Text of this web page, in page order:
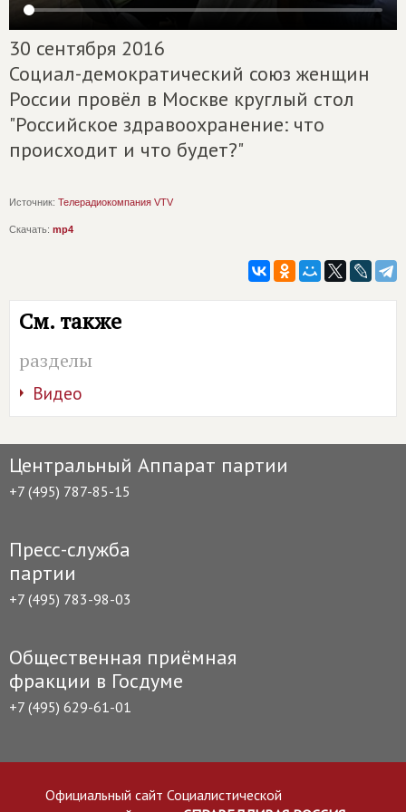
30 сентября 2016
Социал-демократический союз женщин
России провёл в Москве круглый стол
"Российское здравоохранение: что
происходит и что будет?"
Источник: Телерадиокомпания VTV
Скачать: mp4
См. также
разделы
Видео
Центральный Аппарат партии
+7 (495) 787-85-15
Пресс-служба
партии
+7 (495) 783-98-03
Общественная приёмная
фракции в Госдуме
+7 (495) 629-61-01
Официальный сайт Социалистической